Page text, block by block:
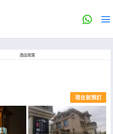
酒店政策
現在就預訂